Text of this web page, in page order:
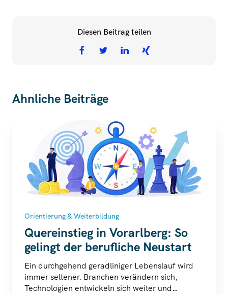
Diesen Beitrag teilen
Ähnliche Beiträge
Orientierung & Weiterbildung
Quereinstieg in Vorarlberg: So
gelingt der berufliche Neustart
Ein durchgehend geradliniger Lebenslauf wird
immer seltener. Branchen verändern sich,
Technologien entwickeln sich weiter und